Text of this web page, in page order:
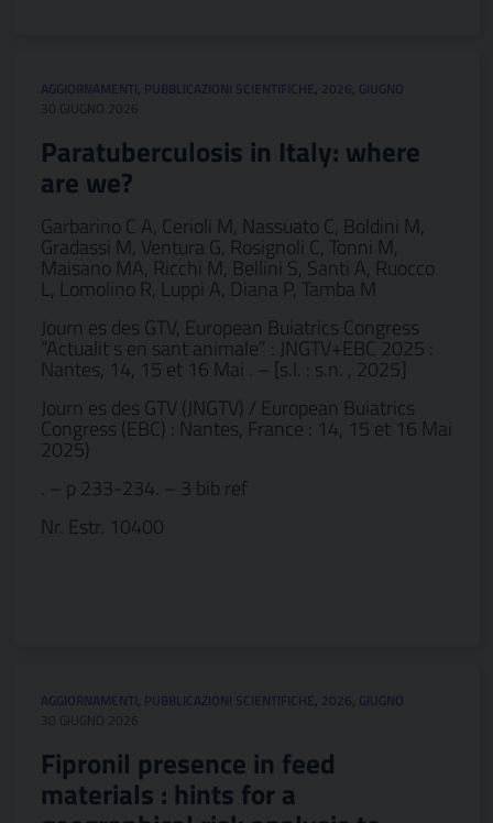
AGGIORNAMENTI, PUBBLICAZIONI SCIENTIFICHE, 2026, GIUGNO
30 GIUGNO 2026
Paratuberculosis in Italy: where
are we?
Garbarino C A, Cerioli M, Nassuato C, Boldini M,
Gradassi M, Ventura G, Rosignoli C, Tonni M,
Maisano MA, Ricchi M, Bellini S, Santi A, Ruocco
L, Lomolino R, Luppi A, Diana P, Tamba M
Journ es des GTV, European Buiatrics Congress
“Actualit s en sant animale” : JNGTV+EBC 2025 :
Nantes, 14, 15 et 16 Mai . – [s.l. : s.n. , 2025]
Journ es des GTV (JNGTV) / European Buiatrics
Congress (EBC) : Nantes, France : 14, 15 et 16 Mai
2025)
. – p 233-234. – 3 bib ref
Nr. Estr. 10400
AGGIORNAMENTI, PUBBLICAZIONI SCIENTIFICHE, 2026, GIUGNO
30 GIUGNO 2026
Fipronil presence in feed
materials : hints for a